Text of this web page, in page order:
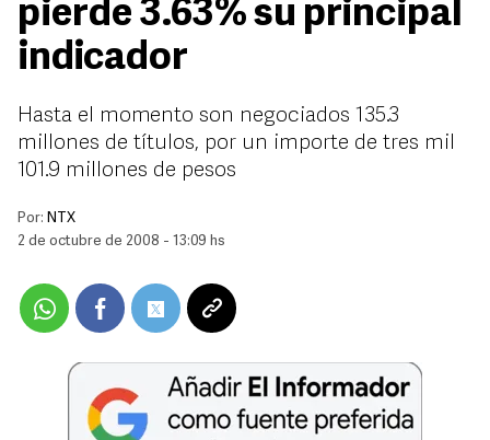
pierde 3.63% su principal
indicador
Hasta el momento son negociados 135.3
millones de títulos, por un importe de tres mil
101.9 millones de pesos
Por: NTX
2 de octubre de 2008 - 13:09 hs